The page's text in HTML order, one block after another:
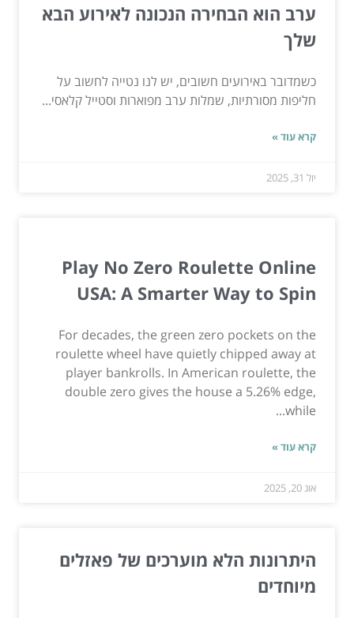
ערב הוא הבחירה הנכונה לאירוע הבא
שלך
כשמדובר באירועים חשובים, יש לנו נטייה לחשוב על
חליפות מסורתיות, שמלות ערב מפוארות וסטייל קלאסי...
קרא עוד »
יול 31, 2025
Play No Zero Roulette Online
USA: A Smarter Way to Spin
For decades, the green zero pockets on the
roulette wheel have quietly chipped away at
player bankrolls. In American roulette, the
double zero gives the house a 5.26% edge,
while...
קרא עוד »
אוג 20, 2025
היתרונות הלא מוערכים של פאזלים
מיוחדים